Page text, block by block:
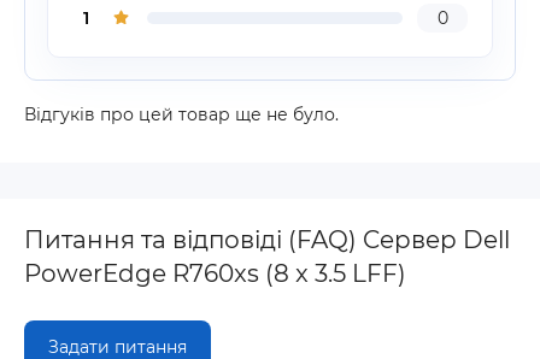
1 0
Відгуків про цей товар ще не було.
Питання та відповіді (FAQ) Cepвep Dell
PowerEdge R760xs (8 x 3.5 LFF)
Задати питання